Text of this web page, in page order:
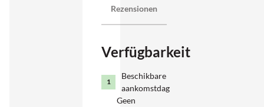
grünen
in dem
Rezensionen
Verfügbarkeit
1
Beschikbare
aankomstdag
Geen